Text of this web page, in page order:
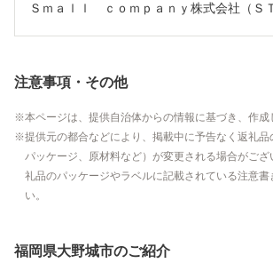
Ｓｍａｌｌ　ｃｏｍｐａｎｙ株式会社（Ｓ
注意事項・その他
本ページは、提供自治体からの情報に基づき、作成
提供元の都合などにより、掲載中に予告なく返礼品
パッケージ、原材料など）が変更される場合がご
礼品のパッケージやラベルに記載されている注意書
い。
福岡県大野城市のご紹介